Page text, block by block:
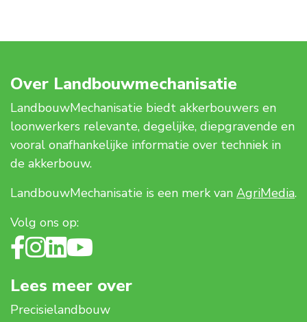
Over Landbouwmechanisatie
LandbouwMechanisatie biedt akkerbouwers en
loonwerkers relevante, degelijke, diepgravende en
vooral onafhankelijke informatie over techniek in
de akkerbouw.
LandbouwMechanisatie is een merk van AgriMedia.
Volg ons op:
Lees meer over
Precisielandbouw